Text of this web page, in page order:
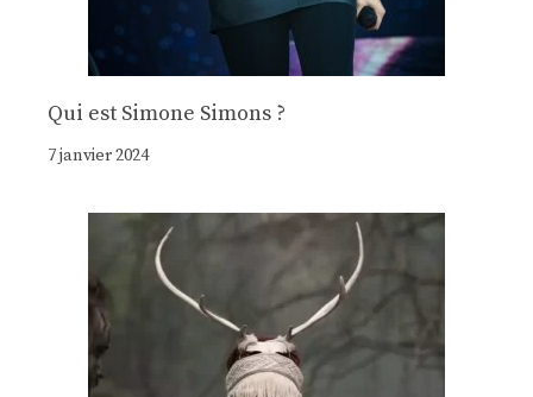
Qui est Simone Simons ?
7 janvier 2024